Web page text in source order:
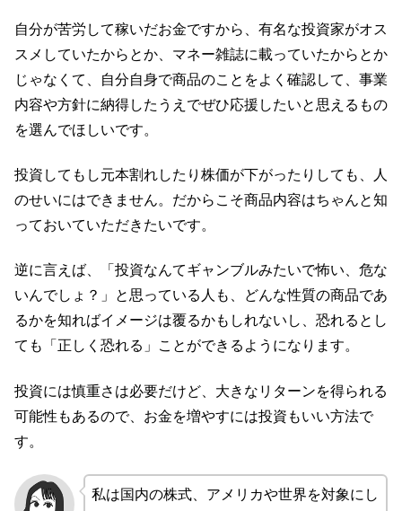
自分が苦労して稼いだお金ですから、有名な投資家がオス
スメしていたからとか、マネー雑誌に載っていたからとか
じゃなくて、自分自身で商品のことをよく確認して、事業
内容や方針に納得したうえでぜひ応援したいと思えるもの
を選んでほしいです。
投資してもし元本割れしたり株価が下がったりしても、人
のせいにはできません。だからこそ商品内容はちゃんと知
っておいていただきたいです。
逆に言えば、「投資なんてギャンブルみたいで怖い、危な
いんでしょ？」と思っている人も、どんな性質の商品であ
るかを知ればイメージは覆るかもしれないし、恐れるとし
ても「正しく恐れる」ことができるようになります。
投資には慎重さは必要だけど、大きなリターンを得られる
可能性もあるので、お金を増やすには投資もいい方法で
す。
私は国内の株式、アメリカや世界を対象にし